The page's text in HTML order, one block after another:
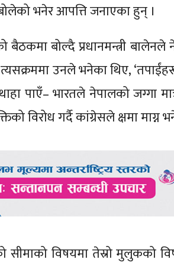
भनेर आपत्ति जनाएका हुन् ।
बैठकमा बोल्दै प्रधानमन्त्री
उनले भनेका थिए,
पाएँ– भारतले नेपालको जग्गा
विरोध गर्दै कांग्रेसले क्षमा माग्न
सीमाको विषयमा तेस्रो